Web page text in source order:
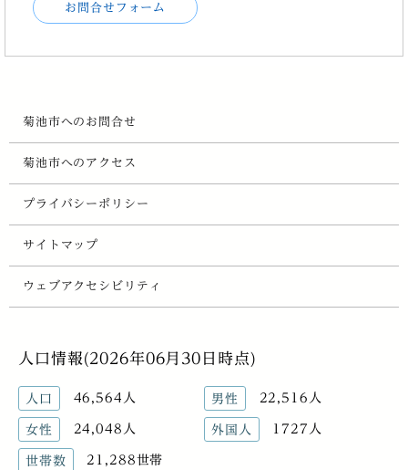
お問合せフォーム
菊池市へのお問合せ
菊池市へのアクセス
プライバシーポリシー
サイトマップ
ウェブアクセシビリティ
人口情報(2026年06月30日時点)
人口 46,564人 男性 22,516人
女性 24,048人 外国人 1727人
世帯数 21,288世帯